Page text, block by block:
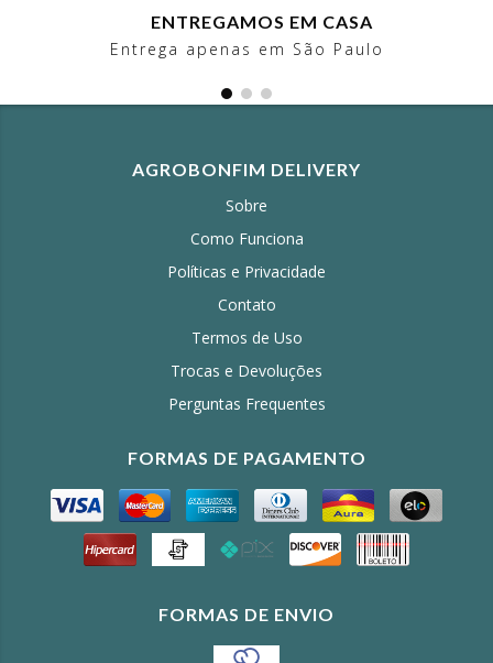
ENTREGAMOS EM CASA
Entrega apenas em São Paulo
AGROBONFIM DELIVERY
Sobre
Como Funciona
Políticas e Privacidade
Contato
Termos de Uso
Trocas e Devoluções
Perguntas Frequentes
FORMAS DE PAGAMENTO
FORMAS DE ENVIO